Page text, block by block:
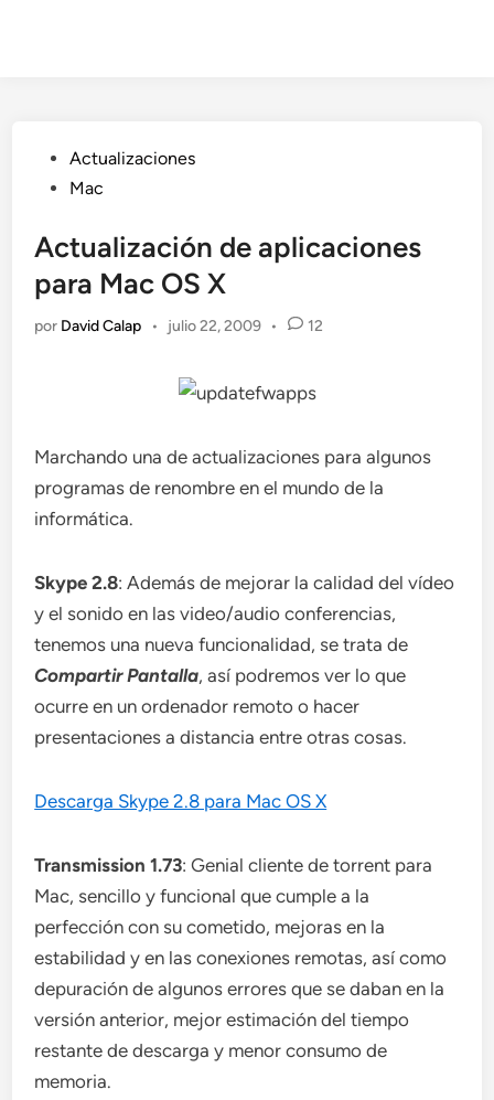
Publicado
en
Actualizaciones
Mac
Actualización de aplicaciones
para Mac OS X
por David Calap • julio 22, 2009 • 12
Marchando una de actualizaciones para algunos
programas de renombre en el mundo de la
informática.
Skype 2.8: Además de mejorar la calidad del vídeo
y el sonido en las video/audio conferencias,
tenemos una nueva funcionalidad, se trata de
Compartir Pantalla, así podremos ver lo que
ocurre en un ordenador remoto o hacer
presentaciones a distancia entre otras cosas.
Descarga Skype 2.8 para Mac OS X
Transmission 1.73: Genial cliente de torrent para
Mac, sencillo y funcional que cumple a la
perfección con su cometido, mejoras en la
estabilidad y en las conexiones remotas, así como
depuración de algunos errores que se daban en la
versión anterior, mejor estimación del tiempo
restante de descarga y menor consumo de
memoria.